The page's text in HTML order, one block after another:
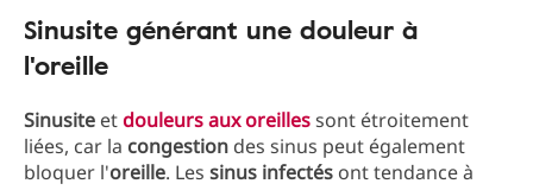
Sinusite générant une douleur à
l'oreille
Sinusite etdouleurs aux oreillessont étroitement
liées, car la congestion des sinus peut également
bloquer l'oreille. Les sinus infectés ont tendance à